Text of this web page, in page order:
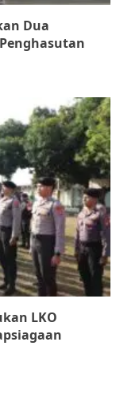
Dua
LKO